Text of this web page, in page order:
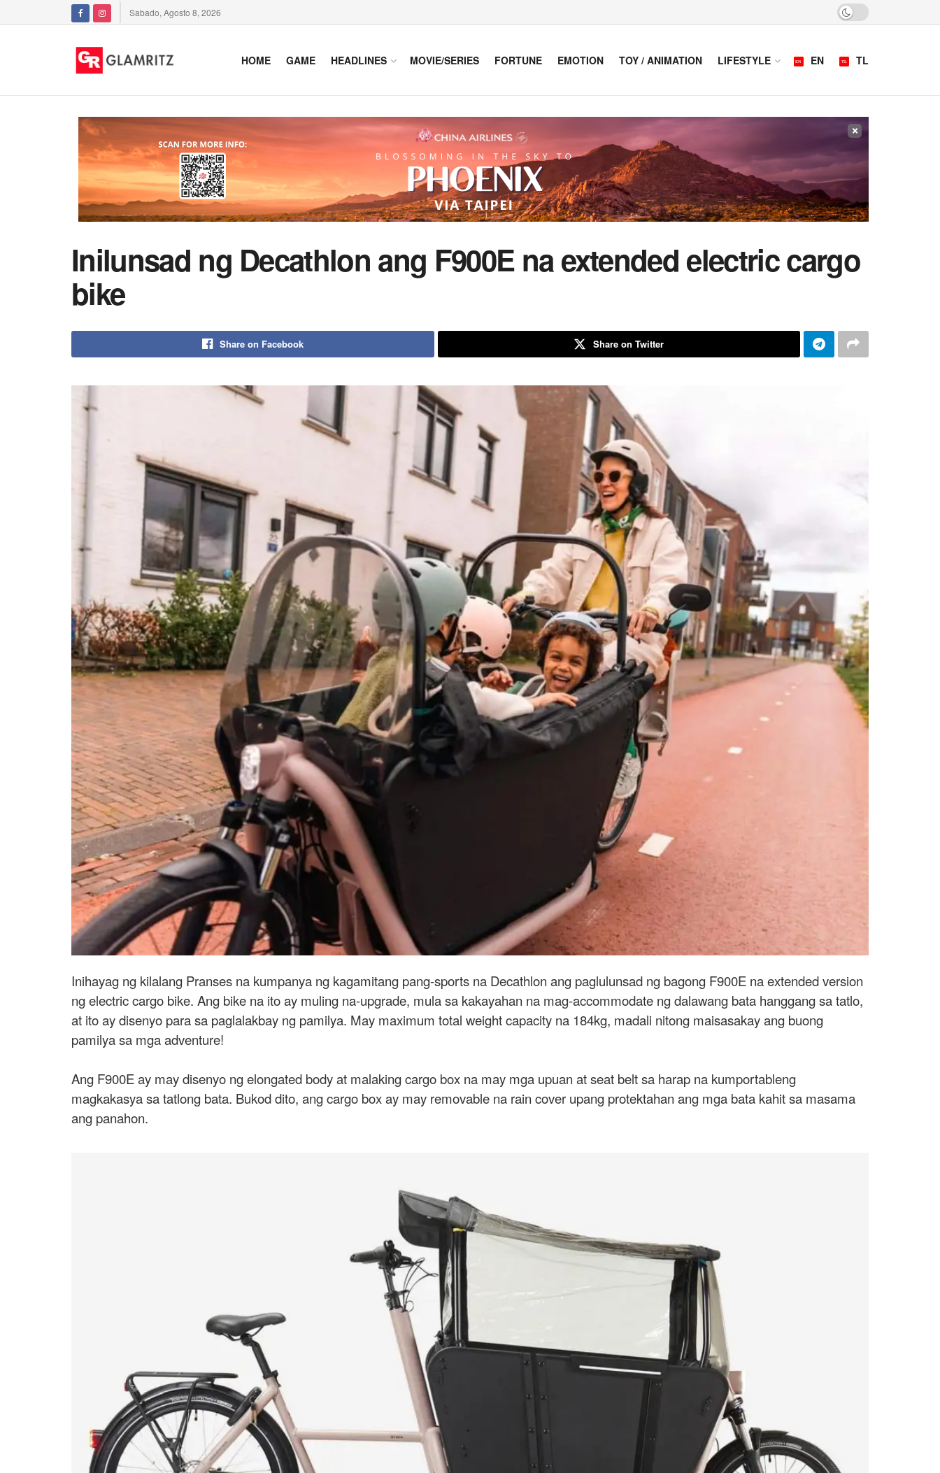
Sabado, Agosto 8, 2026
HOME GAME HEADLINES MOVIE/SERIES FORTUNE EMOTION TOY / ANIMATION LIFESTYLE EN TL
×
Inilunsad ng Decathlon ang F900E na extended electric cargo
bike
Share on Facebook Share on Twitter
Inihayag ng kilalang Pranses na kumpanya ng kagamitang pang-sports na Decathlon ang paglulunsad ng bagong F900E na extended version
ng electric cargo bike. Ang bike na ito ay muling na-upgrade, mula sa kakayahan na mag-accommodate ng dalawang bata hanggang sa tatlo,
at ito ay disenyo para sa paglalakbay ng pamilya. May maximum total weight capacity na 184kg, madali nitong maisasakay ang buong
pamilya sa mga adventure!
Ang F900E ay may disenyo ng elongated body at malaking cargo box na may mga upuan at seat belt sa harap na kumportableng
magkakasya sa tatlong bata. Bukod dito, ang cargo box ay may removable na rain cover upang protektahan ang mga bata kahit sa masama
ang panahon.